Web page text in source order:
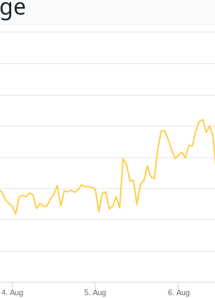
4. Aug 5. Aug 6. Aug